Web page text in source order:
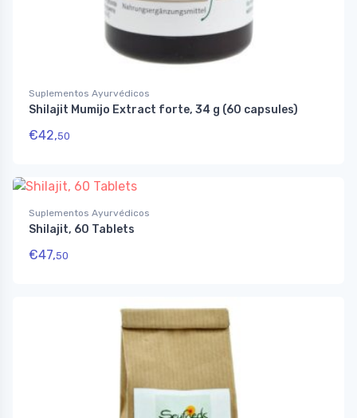
Suplementos Ayurvédicos
Shilajit Mumijo Extract forte, 34 g (60 capsules)
€42,50
Suplementos Ayurvédicos
Shilajit, 60 Tablets
€47,50